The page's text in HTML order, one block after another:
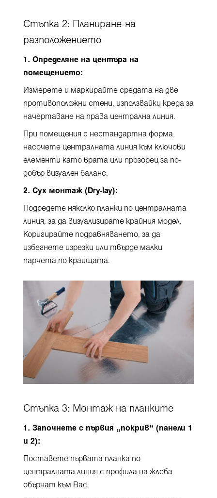
Стъпка 2: Планиране на
разположението
1. Определяне на центъра на
помещението:
Измерете и маркирайте средата на две
противоположни стени, използвайки креда за
начертаване на права централна линия.
При помещения с нестандартна форма,
насочете централната линия към ключови
елементи като врата или прозорец за по-
добър визуален баланс.
2. Сух монтаж (Dry-lay):
Подредете няколко планки по централната
линия, за да визуализирате крайния модел.
Коригирайте подравняването, за да
избегнете изрезки или твърде малки
парчета по краищата.
Стъпка 3: Монтаж на планките
1. Започнете с първия „покрив“ (панели 1
и 2):
Поставете първата планка по
централната линия с профила на жлеба
обърнат към Вас.